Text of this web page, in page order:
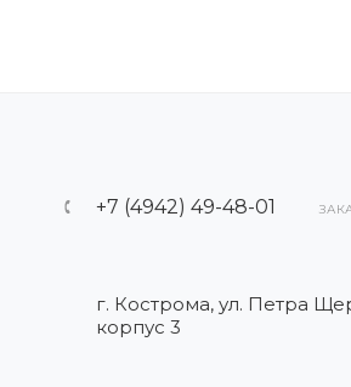
+7 (4942) 49-48-01
г. Кострома, ул. Петра
корпус 3